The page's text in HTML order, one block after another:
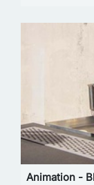
Animation -